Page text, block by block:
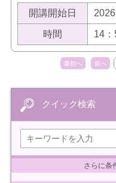
開講開始日
時間 14
最初へ 前へ
クイック検索
さらに条